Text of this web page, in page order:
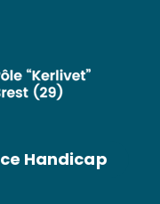
Handicap